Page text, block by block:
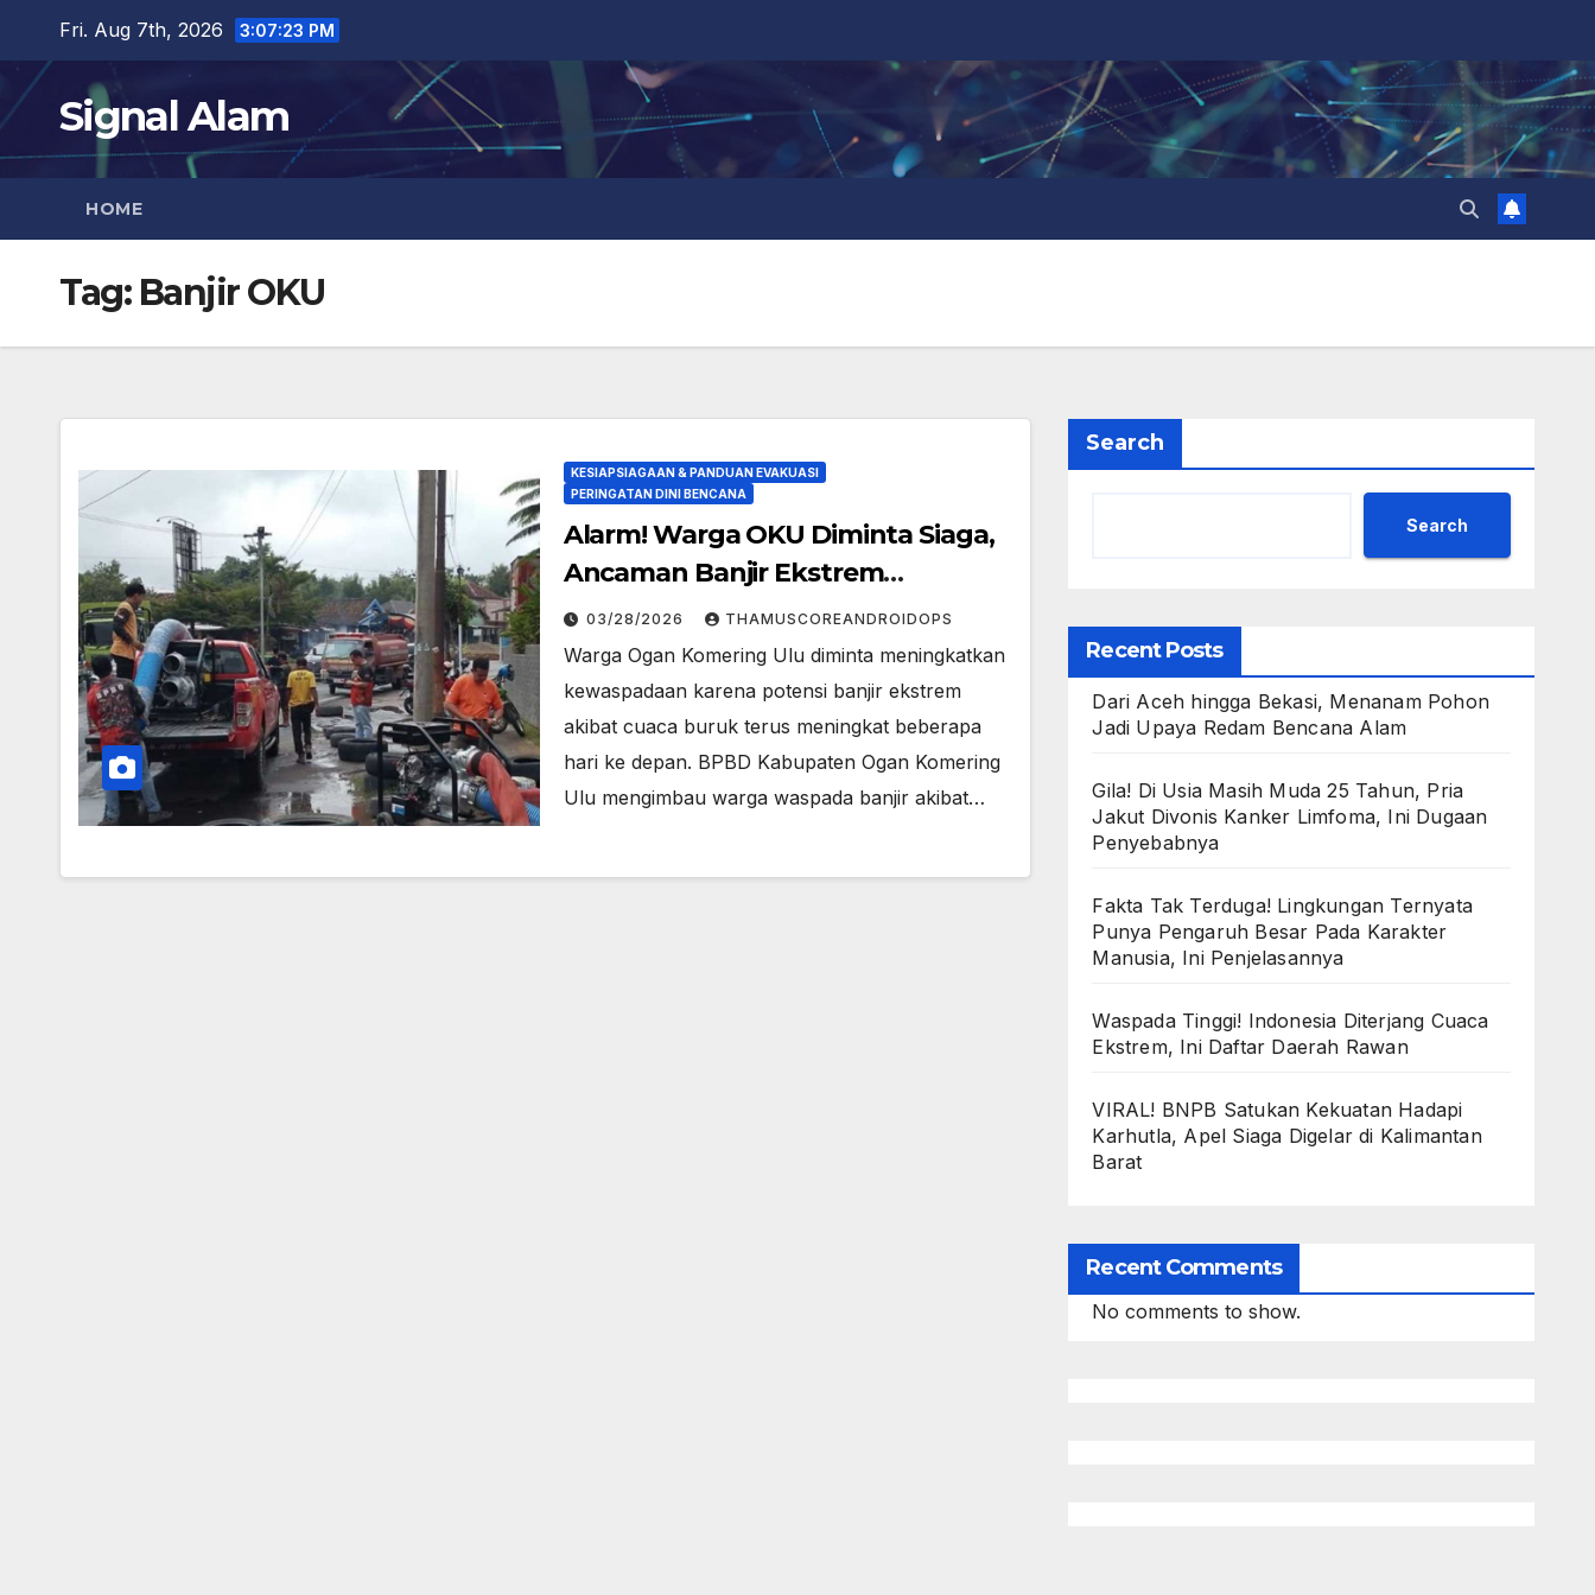
content
Fri. Aug 7th, 2026 3:07:23 PM
Signal Alam
HOME
Tag: Banjir OKU
KESIAPSIAGAAN & PANDUAN EVAKUASI
PERINGATAN DINI BENCANA
Alarm! Warga OKU Diminta Siaga,
Ancaman Banjir Ekstrem
Mengintai!
03/28/2026 THAMUSCOREANDROIDOPS
Warga Ogan Komering Ulu diminta meningkatkan
kewaspadaan karena potensi banjir ekstrem
akibat cuaca buruk terus meningkat beberapa
hari ke depan. BPBD Kabupaten Ogan Komering
Ulu mengimbau warga waspada banjir akibat…
Search
Search
Recent Posts
Dari Aceh hingga Bekasi, Menanam Pohon
Jadi Upaya Redam Bencana Alam
Gila! Di Usia Masih Muda 25 Tahun, Pria
Jakut Divonis Kanker Limfoma, Ini Dugaan
Penyebabnya
Fakta Tak Terduga! Lingkungan Ternyata
Punya Pengaruh Besar Pada Karakter
Manusia, Ini Penjelasannya
Waspada Tinggi! Indonesia Diterjang Cuaca
Ekstrem, Ini Daftar Daerah Rawan
VIRAL! BNPB Satukan Kekuatan Hadapi
Karhutla, Apel Siaga Digelar di Kalimantan
Barat
Recent Comments
No comments to show.